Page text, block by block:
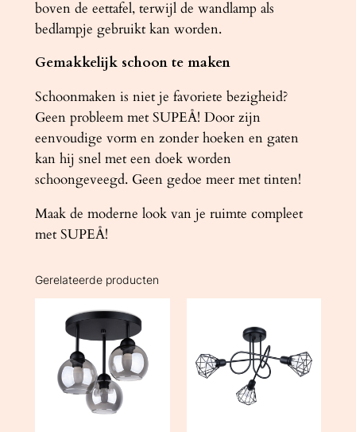
boven de eettafel, terwijl de wandlamp als
bedlampje gebruikt kan worden.
Gemakkelijk schoon te maken
Schoonmaken is niet je favoriete bezigheid?
Geen probleem met SUPEÅ! Door zijn
eenvoudige vorm en zonder hoeken en gaten
kan hij snel met een doek worden
schoongeveegd. Geen gedoe meer met tinten!
Maak de moderne look van je ruimte compleet
met SUPEÅ!
Gerelateerde producten